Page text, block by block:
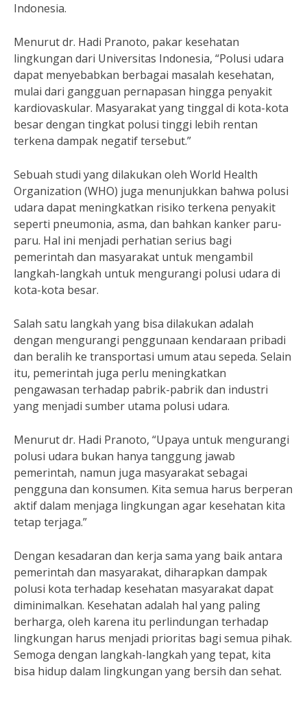
Indonesia.
Menurut dr. Hadi Pranoto, pakar kesehatan
lingkungan dari Universitas Indonesia, “Polusi udara
dapat menyebabkan berbagai masalah kesehatan,
mulai dari gangguan pernapasan hingga penyakit
kardiovaskular. Masyarakat yang tinggal di kota-kota
besar dengan tingkat polusi tinggi lebih rentan
terkena dampak negatif tersebut.”
Sebuah studi yang dilakukan oleh World Health
Organization (WHO) juga menunjukkan bahwa polusi
udara dapat meningkatkan risiko terkena penyakit
seperti pneumonia, asma, dan bahkan kanker paru-
paru. Hal ini menjadi perhatian serius bagi
pemerintah dan masyarakat untuk mengambil
langkah-langkah untuk mengurangi polusi udara di
kota-kota besar.
Salah satu langkah yang bisa dilakukan adalah
dengan mengurangi penggunaan kendaraan pribadi
dan beralih ke transportasi umum atau sepeda. Selain
itu, pemerintah juga perlu meningkatkan
pengawasan terhadap pabrik-pabrik dan industri
yang menjadi sumber utama polusi udara.
Menurut dr. Hadi Pranoto, “Upaya untuk mengurangi
polusi udara bukan hanya tanggung jawab
pemerintah, namun juga masyarakat sebagai
pengguna dan konsumen. Kita semua harus berperan
aktif dalam menjaga lingkungan agar kesehatan kita
tetap terjaga.”
Dengan kesadaran dan kerja sama yang baik antara
pemerintah dan masyarakat, diharapkan dampak
polusi kota terhadap kesehatan masyarakat dapat
diminimalkan. Kesehatan adalah hal yang paling
berharga, oleh karena itu perlindungan terhadap
lingkungan harus menjadi prioritas bagi semua pihak.
Semoga dengan langkah-langkah yang tepat, kita
bisa hidup dalam lingkungan yang bersih dan sehat.